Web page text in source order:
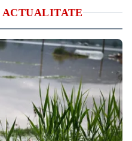
ACTUALITATE